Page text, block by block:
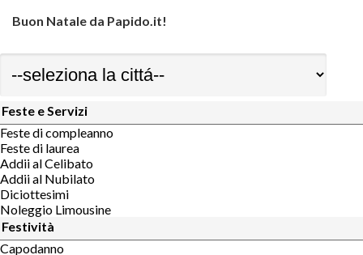
Buon Natale da Papido.it!
Feste e Servizi
Feste di compleanno
Feste di laurea
Addii al Celibato
Addii al Nubilato
Diciottesimi
Noleggio Limousine
Festività
Capodanno